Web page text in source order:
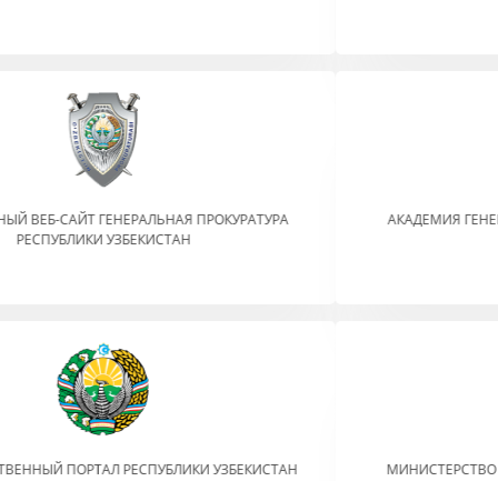
АКАДЕМИЯ ГЕНЕРАЛЬНОЙ ПРОКУРАТУРЫ РЕСПУБЛИКИ
МИНИСТЕРСТВО ЮСТИЦИИ РЕСПУБЛИКИ УЗБЕКИСТАН